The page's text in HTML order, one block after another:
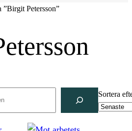
”Birgit Petersson”
Sortera